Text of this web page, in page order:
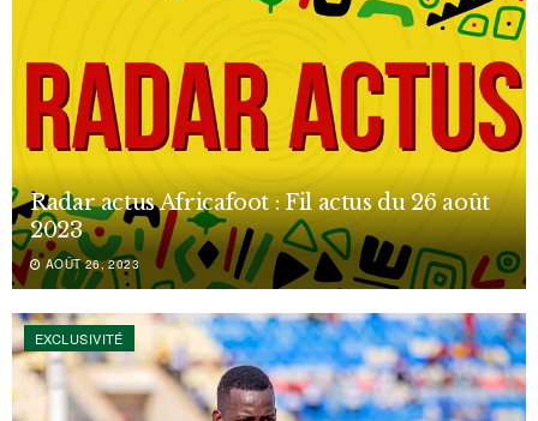
Radar actus Africafoot : Fil actus du 26 août
2023
AOÛT 26, 2023
EXCLUSIVITÉ